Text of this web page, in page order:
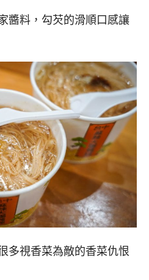
醬料，勾芡的滑順口感讓
多視香菜為敵的香菜仇恨